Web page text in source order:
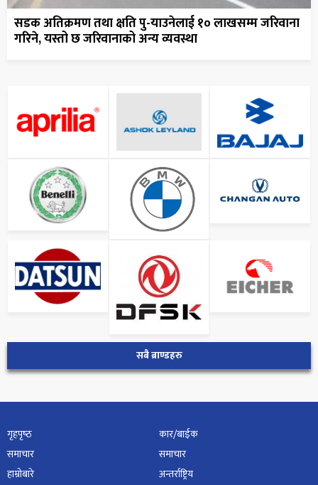
सडक अतिक्रमण तथा क्षति पु-याउनेलाई १० लाखसम्म जरिवाना
गरिने, यस्तो छ जरिवानाको अन्य व्यवस्था
सबै ब्राण्डहरु
गृहपृष्‍ठ
समाचार
हाम्रोबारे
कार/बाईक
समाचार
अन्तर्राष्ट्रिय